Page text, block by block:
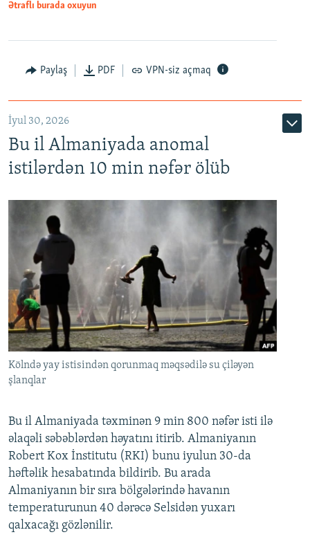
Ətraflı burada oxuyun
Paylaş PDF VPN-siz açmaq
İyul 30, 2026
Bu il Almaniyada anomal
istilərdən 10 min nəfər ölüb
Kölndə yay istisindən qorunmaq məqsədilə su çiləyən
şlanqlar
Bu il Almaniyada təxminən 9 min 800 nəfər isti ilə
əlaqəli səbəblərdən həyatını itirib. Almaniyanın
Robert Kox İnstitutu (RKI) bunu iyulun 30-da
həftəlik hesabatında bildirib. Bu arada
Almaniyanın bir sıra bölgələrində havanın
temperaturunun 40 dərəcə Selsidən yuxarı
qalxacağı gözlənilir.